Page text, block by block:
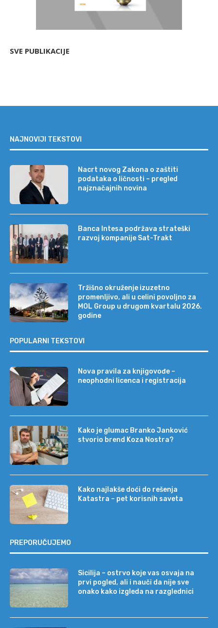
SVE PUBLIKACIJE
NAJNOVIJI TEKSTOVI
Nacrt novog Zakona o zaštiti
podataka o ličnosti – pregled
najznačajnih novina
Banca Intesa podržava strateški
razvoj kompanije Sat-Trakt
Tržišno okruženje izuzetno
promenljivo, ali u celini povoljno za
MOL Group u drugom kvartalu 2026.
godine
POPULARNI TEKSTOVI
Nova pravila za knjigovođe –
neophodni licenca i registracija
Kako je glumac Branko Janković
stvorio brend Koza Nostra?
Kako najlakše doći do rešenja
Katastra – pet korisnih saveta
PREPORUČUJEMO
Sicilija – ostrvo koje vas osvaja na
prvi pogled, ali i nauči da nije sve
onako kako izgleda na razglednici